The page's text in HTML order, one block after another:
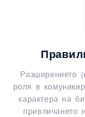
Разширението
роля в
характера на
привличането